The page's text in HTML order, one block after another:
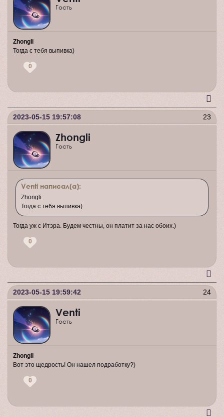
Гость
Zhongli
Тогда с тебя выпивка)
0
23
2023-05-15 19:57:08
Zhongli
Гость
Venti написал(а):
Zhongli
Тогда с тебя выпивка)
Тогда уж с Итэра. Будем честны, он платит за нас обоих.)
0
24
2023-05-15 19:59:42
Venti
Гость
Zhongli
Вот это щедрость! Он нашел подработку?)
0